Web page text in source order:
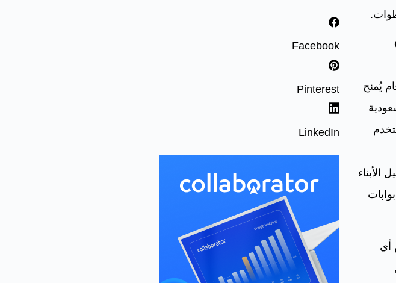
يُمنح
أي
Facebook
Pinterest
LinkedIn